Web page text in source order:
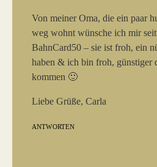
Von meiner Oma, die ein paar
weg wohnt wünsche ich mir
BahnCard50 – sie ist froh, ein
haben & ich bin froh, günstiger
kommen 🙂
Liebe Grüße, Carla
ANTWORTEN